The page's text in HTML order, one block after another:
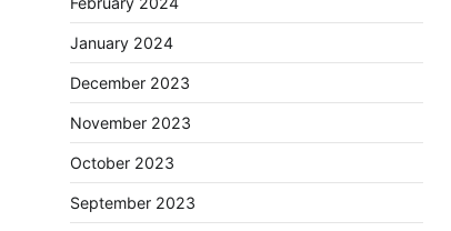
January 2024
December 2023
November 2023
October 2023
September 2023